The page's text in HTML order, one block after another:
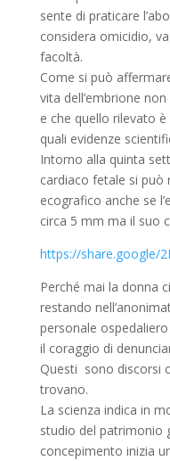
sente di praticare
considera omicidio,
facoltà.
Come si può
vita dell’embrione
e che quello rilevato
quali evidenze
Intorno alla quinta
cardiaco fetale si può
ecografico anche se
circa 5 mm ma il suo
https://share.google/
Perché mai la donna
restando
personale
il coraggio di
Questi sono discorsi
trovano.
La scienza indica in
studio del patrimonio
concepimento inizia